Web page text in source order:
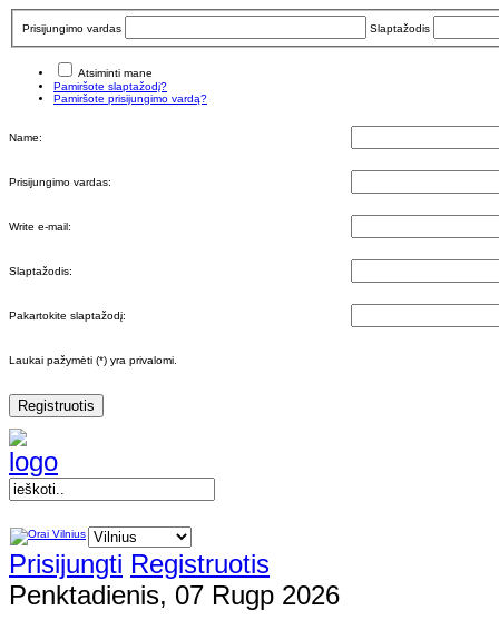
Prisijungimo vardas Slaptažodis
Atsiminti mane
Pamiršote slaptažodį?
Pamiršote prisijungimo vardą?
Name:
Prisijungimo vardas:
Write e-mail:
Slaptažodis:
Pakartokite slaptažodį:
Laukai pažymėti (*) yra privalomi.
Registruotis
Prisijungti Registruotis
Penktadienis, 07 Rugp 2026